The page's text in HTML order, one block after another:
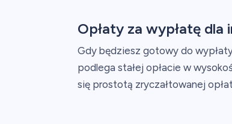
Opłaty za wypłatę
Gdy będziesz gotowy do
podlega stałej opłacie w
się prostotą zryczałtowanej